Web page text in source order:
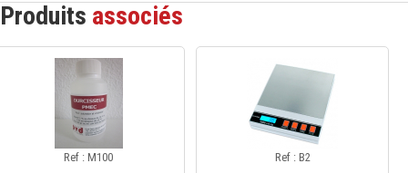
Produits associés
Ref : M100 Ref : B2